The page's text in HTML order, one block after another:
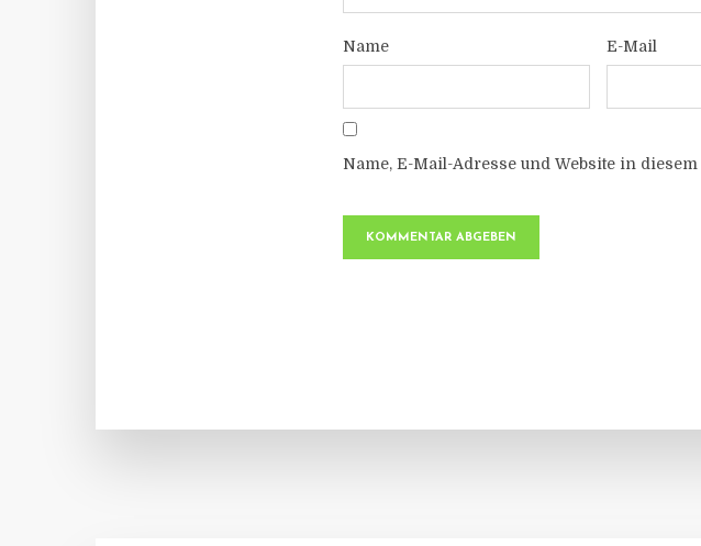
Name E-Mail
Name, E-Mail-Adresse und Website in